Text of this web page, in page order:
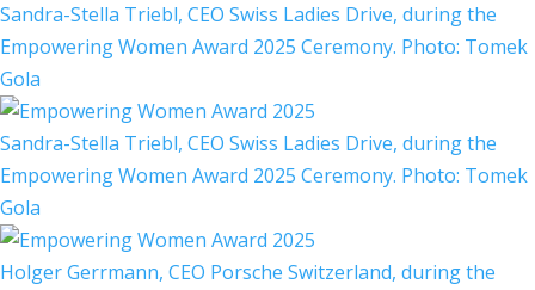
Sandra-Stella Triebl, CEO Swiss Ladies Drive, during the
Empowering Women Award 2025 Ceremony. Photo: Tomek
Gola
Sandra-Stella Triebl, CEO Swiss Ladies Drive, during the
Empowering Women Award 2025 Ceremony. Photo: Tomek
Gola
Holger Gerrmann, CEO Porsche Switzerland, during the